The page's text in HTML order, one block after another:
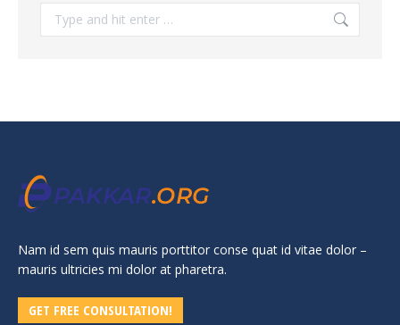
Search:
Nam id sem quis mauris porttitor conse quat id vitae dolor –
mauris ultricies mi dolor at pharetra.
GET FREE CONSULTATION!